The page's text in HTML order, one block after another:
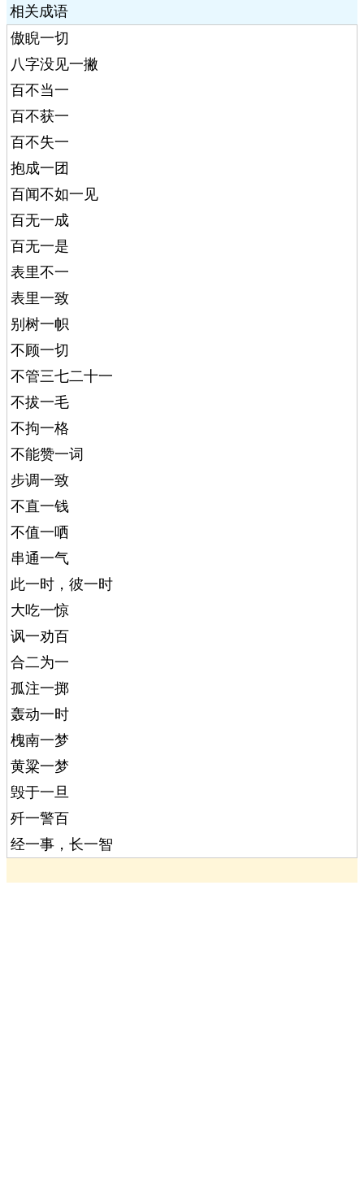
相关成语
傲睨一切
八字没见一撇
百不当一
百不获一
百不失一
抱成一团
百闻不如一见
百无一成
百无一是
表里不一
表里一致
别树一帜
不顾一切
不管三七二十一
不拔一毛
不拘一格
不能赞一词
步调一致
不直一钱
不值一哂
串通一气
此一时，彼一时
大吃一惊
讽一劝百
合二为一
孤注一掷
轰动一时
槐南一梦
黄粱一梦
毁于一旦
歼一警百
经一事，长一智